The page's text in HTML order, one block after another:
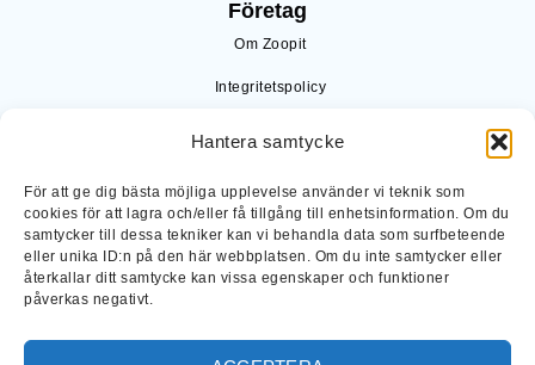
Hantera samtycke
För att ge dig bästa möjliga upplevelse använder vi teknik som
cookies för att lagra och/eller få tillgång till enhetsinformation. Om du
samtycker till dessa tekniker kan vi behandla data som surfbeteende
eller unika ID:n på den här webbplatsen. Om du inte samtycker eller
återkallar ditt samtycke kan vissa egenskaper och funktioner
påverkas negativt.
Företag
Om Zoopit
Integritetspolicy
Lösningar
Planering
Ledning & verksamhet